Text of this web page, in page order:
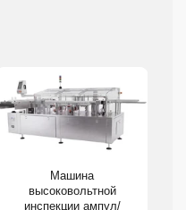
Машина
высоковольтной
инспекции ампул/